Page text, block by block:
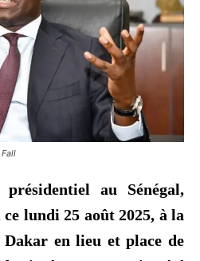
au Sénégal,
lundi 25 août 2025, à la
en lieu et place de